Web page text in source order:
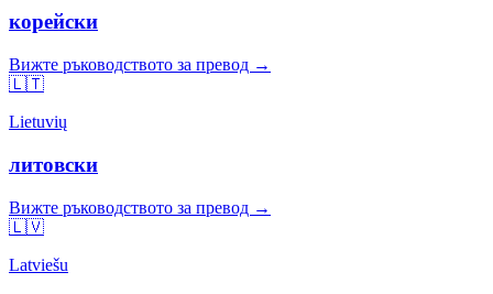
корейски
Вижте ръководството за превод →
🇱🇹
Lietuvių
литовски
Вижте ръководството за превод →
🇱🇻
Latviešu